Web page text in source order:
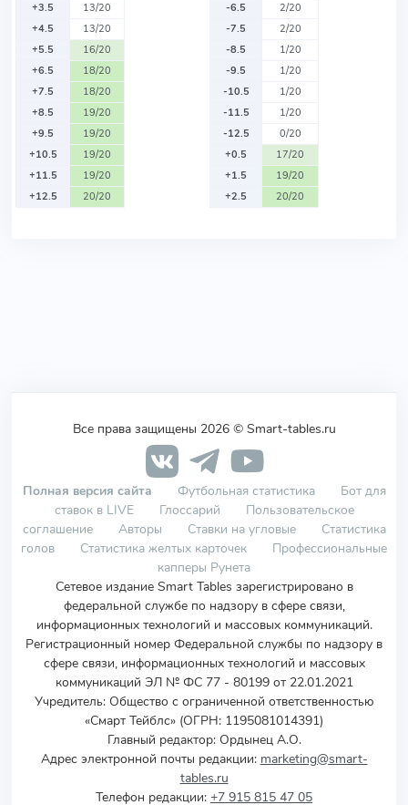
+3.5
13/20
+4.5
13/20
+5.5
16/20
+6.5
18/20
+7.5
18/20
+8.5
19/20
+9.5
19/20
+10.5
19/20
+11.5
19/20
+12.5
20/20
-6.5
2/20
-7.5
2/20
-8.5
1/20
-9.5
1/20
-10.5
1/20
-11.5
1/20
-12.5
0/20
+0.5
17/20
+1.5
19/20
+2.5
20/20
Все права защищены 2026 © Smart-tables.ru
Полная версия сайта Футбольная статистика
Бот для
ставок в LIVE
Глоссарий
Пользовательское
соглашение
Авторы Ставки на угловые
Статистика
голов
Статистика желтых карточек
Профессиональные
капперы Рунета
Сетевое издание Smart Tables зарегистрировано в
федеральной службе по надзору в сфере связи,
информационных технологий и массовых коммуникаций.
Регистрационный номер Федеральной службы по надзору в
сфере связи, информационных технологий и массовых
коммуникаций ЭЛ № ФС 77 - 80199 от 22.01.2021
Учредитель: Общество с ограниченной ответственностью
«Смарт Тейблс» (ОГРН: 1195081014391)
Главный редактор: Ордынец А.О.
Адрес электронной почты редакции: marketing@smart-
tables.ru
Телефон редакции: +7 915 815 47 05